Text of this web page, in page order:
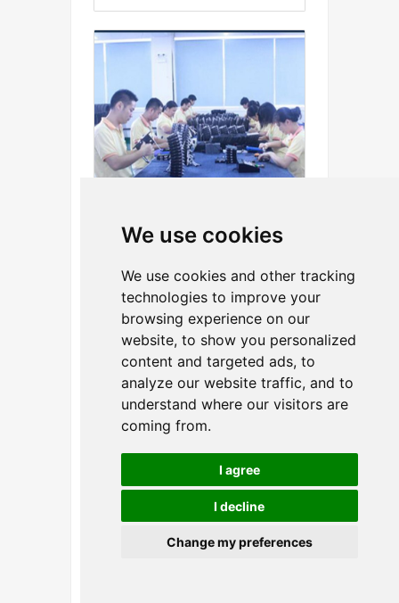
We use cookies
We use cookies and other tracking
technologies to improve your
browsing experience on our
website, to show you personalized
content and targeted ads, to
analyze our website traffic, and to
understand where our visitors are
coming from.
I agree
I decline
Change my preferences
Línea de productos de
embutir
Línea de productos de
cerraduras inteligentes